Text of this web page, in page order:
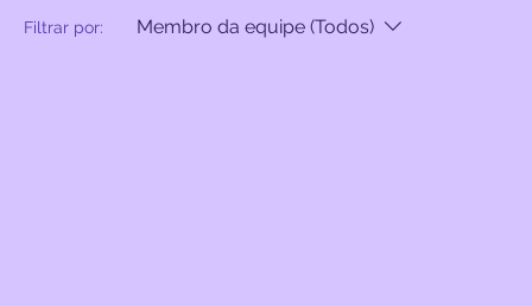
Filtrar por: Membro da equipe (Todos)